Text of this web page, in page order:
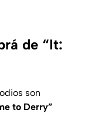
de “It:
son
to Derry”